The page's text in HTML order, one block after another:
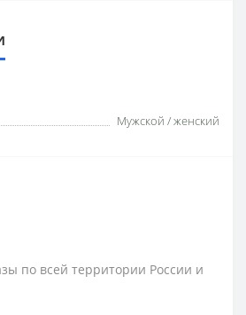
Мужской / женский
по всей территории России и